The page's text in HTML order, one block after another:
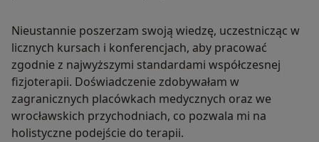
Nieustannie poszerzam swoją wiedzę, uczestnicząc w
licznych kursach i konferencjach, aby pracować
zgodnie z najwyższymi standardami współczesnej
fizjoterapii. Doświadczenie zdobywałam w
zagranicznych placówkach medycznych oraz we
wrocławskich przychodniach, co pozwala mi na
holistyczne podejście do terapii.